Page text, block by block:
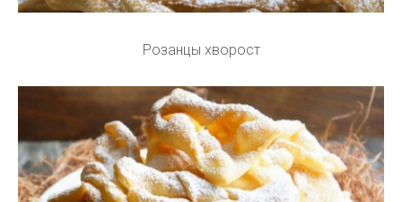
Розанцы хворост